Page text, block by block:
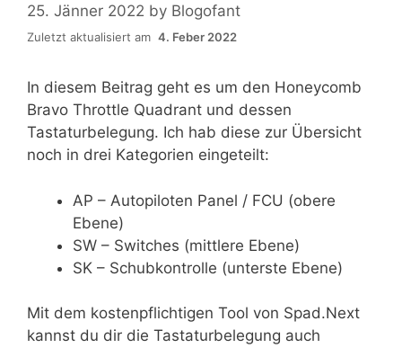
25. Jänner 2022 by Blogofant
Zuletzt aktualisiert am 4. Feber 2022
In diesem Beitrag geht es um den Honeycomb
Bravo Throttle Quadrant und dessen
Tastaturbelegung. Ich hab diese zur Übersicht
noch in drei Kategorien eingeteilt:
AP – Autopiloten Panel / FCU (obere
Ebene)
SW – Switches (mittlere Ebene)
SK – Schubkontrolle (unterste Ebene)
Mit dem kostenpflichtigen Tool von Spad.Next
kannst du dir die Tastaturbelegung auch